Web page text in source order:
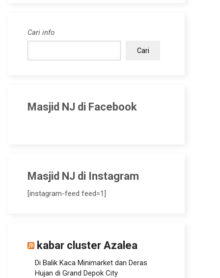
Cari info
Cari
Masjid NJ di Facebook
Masjid NJ di Instagram
[instagram-feed feed=1]
kabar cluster Azalea
Di Balik Kaca Minimarket dan Deras
Hujan di Grand Depok City